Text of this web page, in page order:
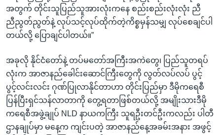
အတွက် တိုင်းသူပြည်သူအားလုံးကနေ စည်းစည်းလုံးလုံး ညီ
ညီညွတ်ညွတ်နဲ့ လုပ်သင့်လုပ်ထိုက်တဲ့ကိစ္စမှန်သမျှ လုပ်စေချင်ပါ
တယ်လို့ ပြောချင်ပါတယ်။”
အခုလို နိုင်ငံတော်နဲ့ တပ်မတော်အကြီးအကဲတွေ၊ ပြည်သူတရပ်
လုံးက အာဇာနည်ခေါင်းဆောင်ကြီးတွေကို လွတ်လပ်လပ် ပွင့်
ပွင့်လင်းလင်း ဂုဏ်ပြုလာနိုင်တာဟာ တိုင်းပြည်မှာ ဒီမိုကရေစီ
ပြန်ပြီးရှင်သန်လာတာကို တွေ့ရတာဖြစ်တယ်လို့ အမျိုးသားဒီမို
ကရေစီအဖွဲ့ချုပ် NLD နာယကကြီး သူရဦးတင်ဦးကလည်း ပါတီ
ဌာနချုပ်မှာ မနေ့က ကျင်းပတဲ့ အာဇာနည်နေ့အခမ်းအနား အဖွင့်